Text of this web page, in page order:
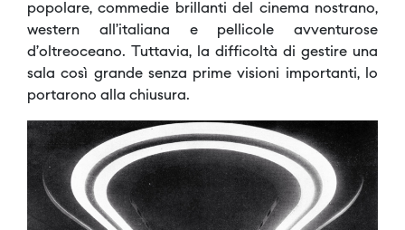
popolare, commedie brillanti del cinema nostrano,
western all’italiana e pellicole avventurose
d’oltreoceano. Tuttavia, la difficoltà di gestire una
sala così grande senza prime visioni importanti, lo
portarono alla chiusura.